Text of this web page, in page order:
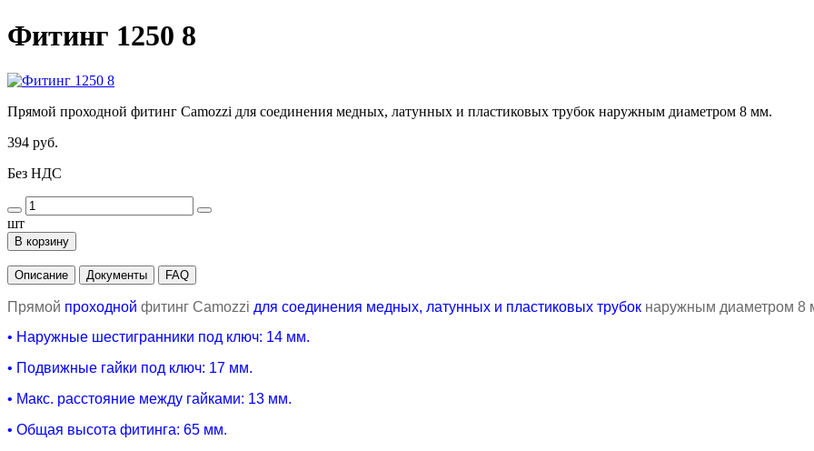
Фитинг 1250 8
Прямой проходной фитинг Camozzi для соединения медных, латунных и пластиковых трубок наружным диаметром 8 мм.
394 руб.
Без НДС
шт
В корзину
Описание Документы FAQ
Прямой проходной фитинг Camozzi для соединения медных, латунных и пластиковых трубок наружным диаметром 8
• Наружные шестигранники под ключ: 14 мм.
• Подвижные гайки под ключ: 17 мм.
• Макс. расстояние между гайками: 13 мм.
• Общая высота фитинга: 65 мм.